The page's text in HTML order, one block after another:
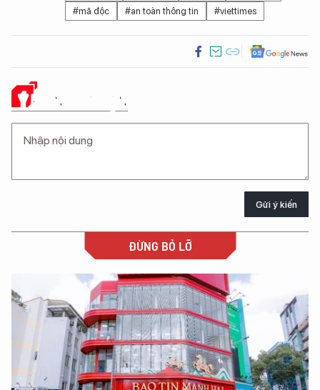
#mã độc
#an toàn thông tin #viettimes
Ý KIẾN CỦA BẠN
Gửi ý kiến
ĐỪNG BỎ LỠ